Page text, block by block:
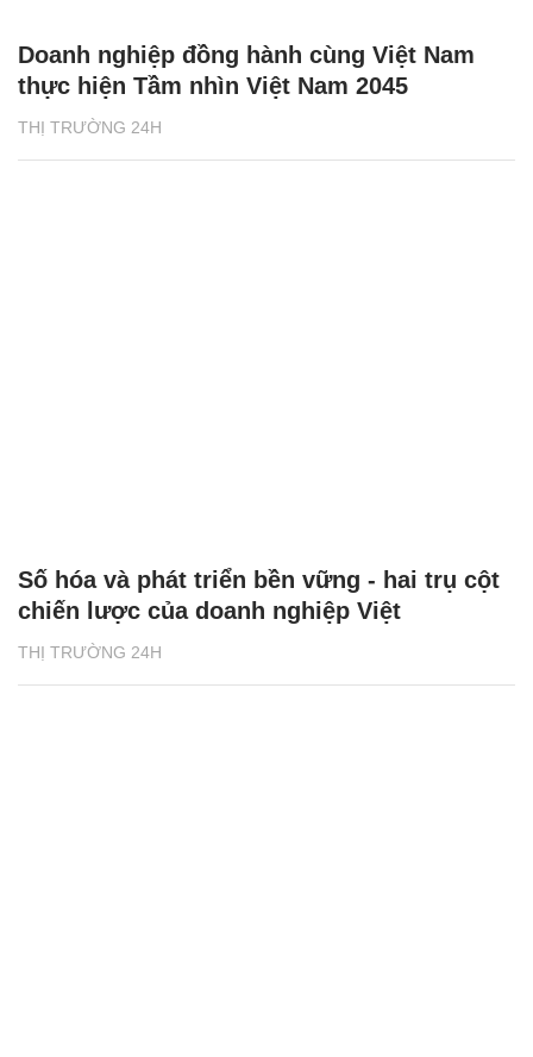
THỊ TRƯỜNG 24H
Doanh nghiệp đồng hành cùng Việt Nam
thực hiện Tầm nhìn Việt Nam 2045
THỊ TRƯỜNG 24H
Số hóa và phát triển bền vững - hai trụ cột
chiến lược của doanh nghiệp Việt